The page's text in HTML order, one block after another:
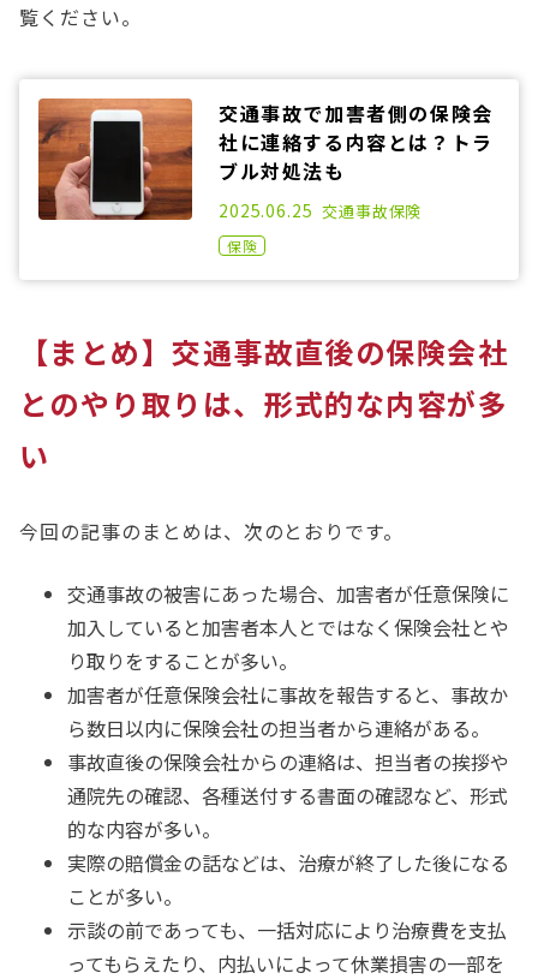
覧ください。
交通事故で加害者側の保険会
社に連絡する内容とは？トラ
ブル対処法も
2021.08.16
2025.06.25 交通事故保険
保険
【まとめ】交通事故直後の保険会社
とのやり取りは、形式的な内容が多
い
今回の記事のまとめは、次のとおりです。
交通事故の被害にあった場合、加害者が任意保険に
加入していると加害者本人とではなく保険会社とや
り取りをすることが多い。
加害者が任意保険会社に事故を報告すると、事故か
ら数日以内に保険会社の担当者から連絡がある。
事故直後の保険会社からの連絡は、担当者の挨拶や
通院先の確認、各種送付する書面の確認など、形式
的な内容が多い。
実際の賠償金の話などは、治療が終了した後になる
ことが多い。
示談の前であっても、一括対応により治療費を支払
ってもらえたり、内払いによって休業損害の一部を